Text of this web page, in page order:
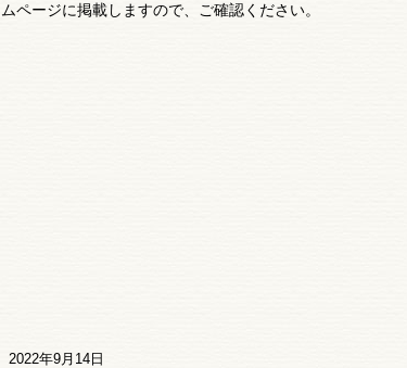
ムページに掲載しますので、ご確認ください。
2022年9月14日